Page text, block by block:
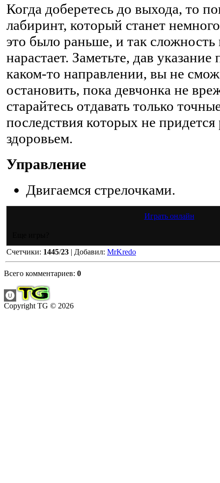
Когда доберетесь до выхода, то
лабиринт, который станет
это было раньше, и так сложность
нарастает. Заметьте, дав
каком-то направлении, вы не
остановить, пока девчонка не
старайтесь отдавать только
последствия которых не придется
здоровьем.
Управление
Двигаемся стрелочками.
Играть онлайн
Счетчики: 1445/23 | Добавил: MrKredo
Всего комментариев: 0
Copyright TG © 2026